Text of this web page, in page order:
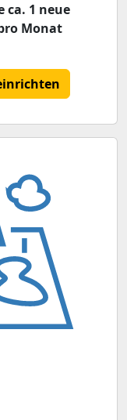
ca. 1 neue
Monat